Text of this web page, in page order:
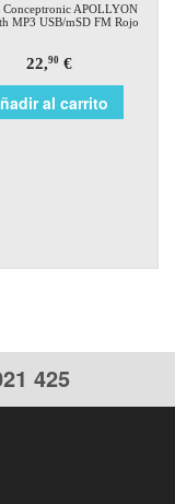
Conceptronic APOLLYON
MP3 USB/mSD FM Rojo
22,90€
al carrito
425